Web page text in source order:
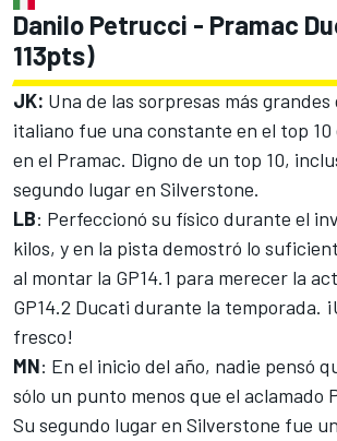
Danilo Petrucci - Pramac
113pts)
JK: Una de las sorpresas más grandes
italiano fue una constante en el top 10
en el Pramac. Digno de un top 10,
segundo lugar en Silverstone.
LB: Perfeccionó su físico durante el
kilos, y en la pista demostró lo
al montar la GP14.1 para merecer la
GP14.2 Ducati durante la temporada.
fresco!
MN: En el inicio del año, nadie pensó
sólo un punto menos que el aclamado
Su segundo lugar en Silverstone fue